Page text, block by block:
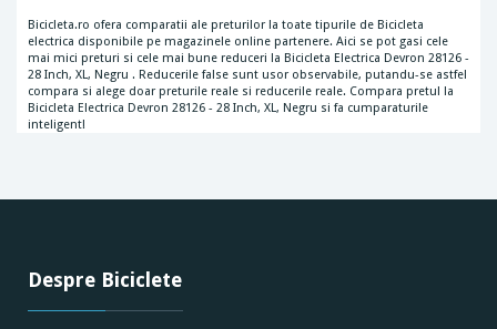
Bicicleta.ro ofera comparatii ale preturilor la toate tipurile de Bicicleta
electrica disponibile pe magazinele online partenere. Aici se pot gasi cele
mai mici preturi si cele mai bune reduceri la Bicicleta Electrica Devron 28126 -
28 Inch, XL, Negru . Reducerile false sunt usor observabile, putandu-se astfel
compara si alege doar preturile reale si reducerile reale. Compara pretul la
Bicicleta Electrica Devron 28126 - 28 Inch, XL, Negru si fa cumparaturile
inteligent!
Despre Biciclete